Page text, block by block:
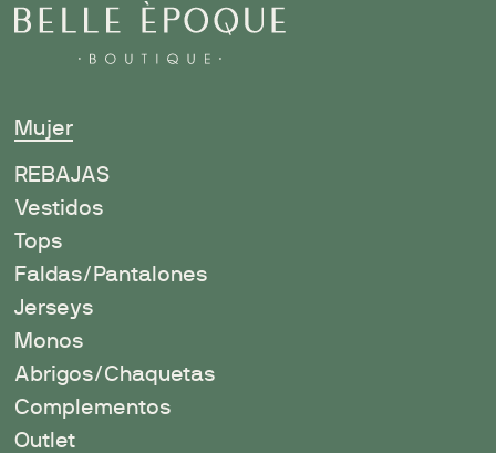
Mujer
REBAJAS
Vestidos
Tops
Faldas/Pantalones
Jerseys
Monos
Abrigos/Chaquetas
Complementos
Outlet